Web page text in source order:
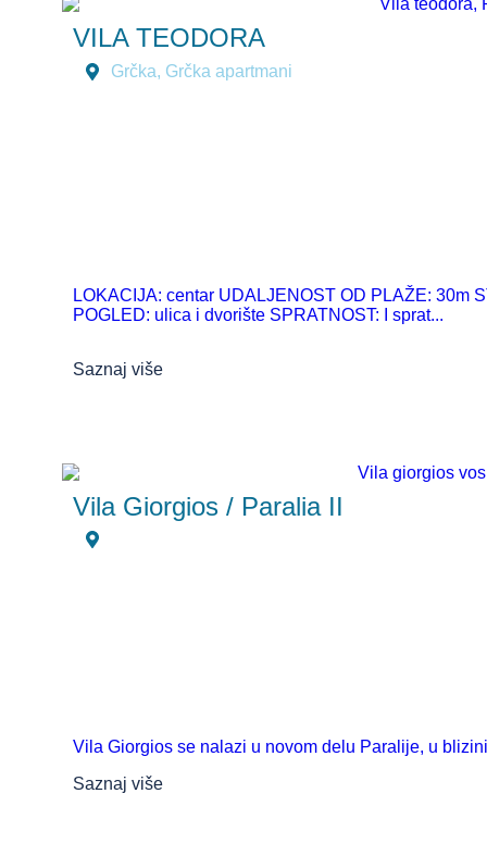
VILA TEODORA
Grčka, Grčka apartmani
LOKACIJA: centar UDALJENOST OD PLAŽE: 30m
POGLED: ulica i dvorište SPRATNOST: I sprat...
Saznaj više
Vila Giorgios / Paralia II
Vila Giorgios se nalazi u novom delu Paralije, u
Saznaj više